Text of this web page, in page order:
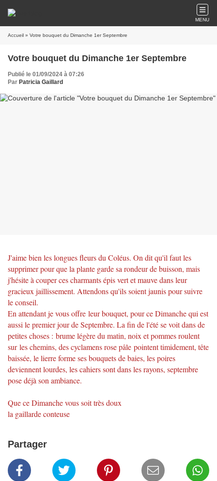
MENU
Accueil » Votre bouquet du Dimanche 1er Septembre
Votre bouquet du Dimanche 1er Septembre
Publié le 01/09/2024 à 07:26
Par Patricia Gaillard
J'aime bien les longues fleurs du Coléus. On dit qu'il faut les
supprimer pour que la plante garde sa rondeur de buisson, mais
j'hésite à couper ces charmants épis vert et mauve dans leur
gracieux jaillissement. Attendons qu'ils soient jaunis pour suivre
le conseil.
En attendant je vous offre leur bouquet, pour ce Dimanche qui est
aussi le premier jour de Septembre. La fin de l'été se voit dans de
petites choses : brume légère du matin, noix et pommes roulent
sur les chemins, des cyclamens rose pâle pointent timidement, tête
baissée, le lierre forme ses bouquets de baies, les poires
deviennent lourdes, les cahiers sont dans les rayons, septembre
pose déjà son ambiance.
Que ce Dimanche vous soit très doux
la gaillarde conteuse
Partager